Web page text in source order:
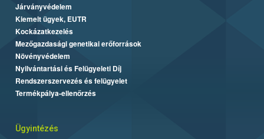
Járványvédelem
Kiemelt ügyek, EUTR
Kockázatkezelés
Mezőgazdasági genetikai erőforrások
Növényvédelem
Nyilvántartási és Felügyeleti Díj
Rendszerszervezés és felügyelet
Termékpálya-ellenőrzés
Ügyintézés